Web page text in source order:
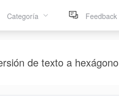
Categoría Feedback
de texto a hexágono